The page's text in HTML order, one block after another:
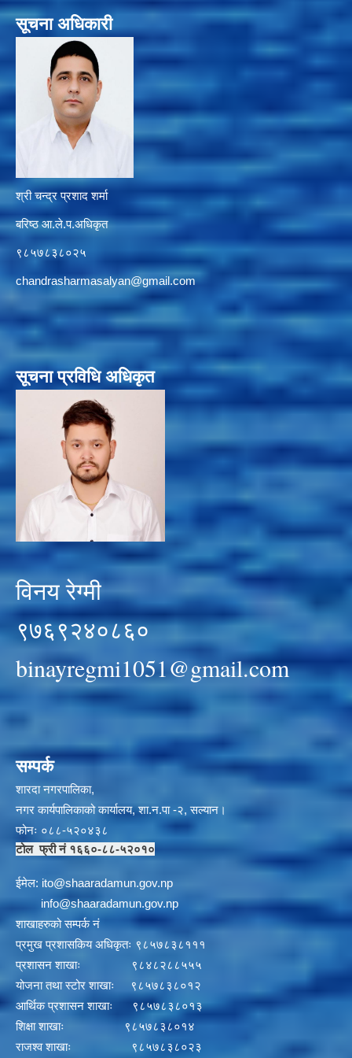
सूचना अधिकारी
श्री चन्द्र प्रशाद शर्मा
बरिष्ठ आ.ले.प.अधिकृत
९८५७८३८०२५
chandrasharmasalyan@gmail.com
सूचना प्रविधि अधिकृत
विनय रेग्मी
९७६९२४०८६०
binayregmi1051@gmail.com
सम्पर्क
शारदा नगरपालिका,
नगर कार्यपालिकाको कार्यालय, शा.न.पा -२, सल्यान।
फोनः ०८८-५२०४३८
टोल फ्री नं १६६०-८८-५२०१०
ईमेल: ito@shaaradamun.gov.np
info@shaaradamun.gov.np
शाखाहरुको सम्पर्क नं
प्रमुख प्रशासकिय अधिकृतः ९८५७८३८१११
प्रशासन शाखाः ९८४८२८८५५५
योजना तथा स्टोर शाखाः ९८५७८३८०१२
आर्थिक प्रशासन शाखाः ९८५७८३८०१३
शिक्षा शाखाः ९८५७८३८०१४
राजश्व शाखाः ९८५७८३८०२३